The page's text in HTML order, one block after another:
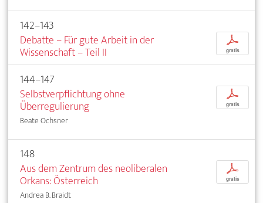
142–143
Debatte – Für gute Arbeit in der
Wissenschaft – Teil II
p
gratis
144–147
Selbstverpflichtung ohne
Überregulierung
Beate Ochsner
p
gratis
148
Aus dem Zentrum des neoliberalen
Orkans: Österreich
Andrea B. Braidt
p
gratis